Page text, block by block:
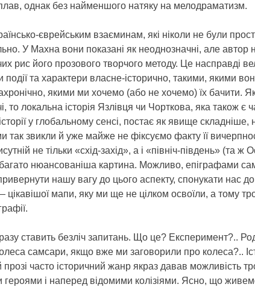
однак без найменшого натяку на мелодраматизм.
єврейським взаєминам, які ніколи не були
У Махна вони показані як неоднозначні, але автор
рис його прозового творчого методу. Це насправді
та характери власне-історично, такими, якими
якими ми хочемо (або не хочемо) їх бачити.
то локальна історія Язлівця чи Чорткова, яка також є
історії у глобальному сенсі, постає як явище складніше,
так звикли й уже майже не фіксуємо факту її
не тільки «схід-захід», а і «північ-південь» (та ж
нюансованіша картина. Можливо, епіграфами
нашу вагу до цього аспекту, спонукати нас
мапи, яку ми ще не цілком освоїли, а тому
ставить безліч запитань. Що це? Експеримент?..
самсари, якщо вже ми заговорили про колеса?..
часто історичний жанр якраз давав можливість
героями і наперед відомими колізіями. Ясно, що